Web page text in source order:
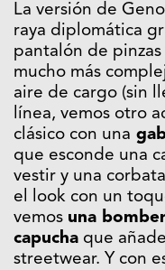
La versión de
raya diplomática
pantalón de
mucho más
aire de cargo (sin
línea, vemos otro
clásico con una
que esconde una
vestir y una
el look con un
vemos una
capucha que
streetwear. Y con